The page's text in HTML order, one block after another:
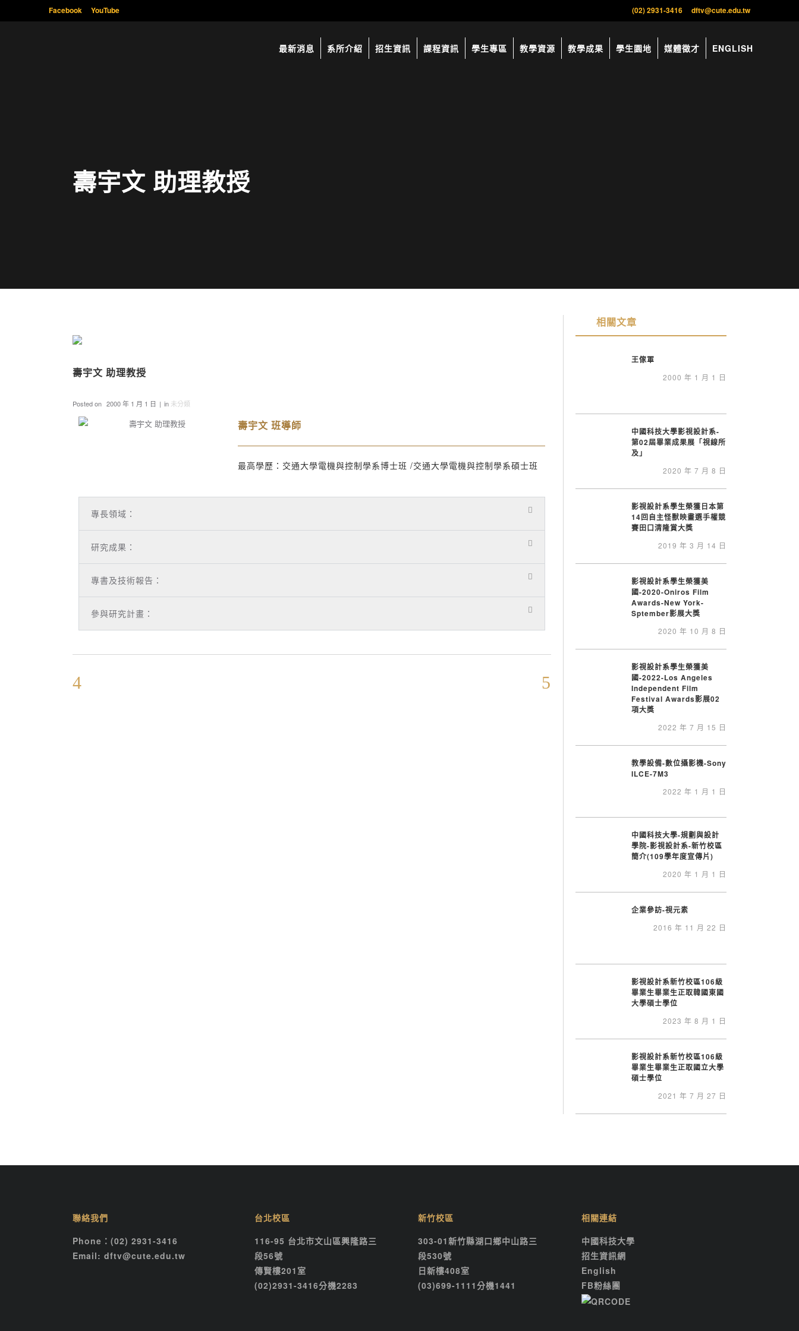
Facebook YouTube (02) 2931-3416 dftv@cute.edu.tw
最新消息 系所介紹 招生資訊 課程資訊 學生專區 教學資源 教學成果 學生園地 媒體徵才 ENGLISH
壽宇文 助理教授
壽宇文 助理教授
Posted on 2000 年 1 月 1 日 in 未分類
壽宇文 班導師
最高學歷：交通大學電機與控制學系博士班 /交通大學電機與控制學系碩士班
專長領域：
研究成果：
專書及技術報告：
參與研究計畫：
相關文章
王傢軍
2000 年 1 月 1 日
中國科技大學影視設計系-
第02屆畢業成果展「視線所
及」
2020 年 7 月 8 日
影視設計系學生榮獲日本第
14回自主怪獸映畫選手權競
賽田口清隆賞大獎
2019 年 3 月 14 日
影視設計系學生榮獲美
國-2020-Oniros Film
Awards-New York-
Sptember影展大獎
2020 年 10 月 8 日
影視設計系學生榮獲美
國-2022-Los Angeles
Independent Film
Festival Awards影展02
項大獎
2022 年 7 月 15 日
教學設備-數位攝影機-Sony
ILCE-7M3
2022 年 1 月 1 日
中國科技大學-規劃與設計
學院-影視設計系-新竹校區
簡介(109學年度宣傳片)
2020 年 1 月 1 日
企業參訪-視元素
2016 年 11 月 22 日
影視設計系新竹校區106級
畢業生畢業生正取韓國東國
大學碩士學位
2023 年 8 月 1 日
影視設計系新竹校區106級
畢業生畢業生正取國立大學
碩士學位
2021 年 7 月 27 日
聯絡我們
Phone：(02) 2931-3416
Email: dftv@cute.edu.tw
台北校區
116-95 台北市文山區興隆路三
段56號
傳賢樓201室
(02)2931-3416分機2283
新竹校區
303-01新竹縣湖口鄉中山路三
段530號
日新樓408室
(03)699-1111分機1441
相關連結
中國科技大學
招生資訊網
English
FB粉絲團